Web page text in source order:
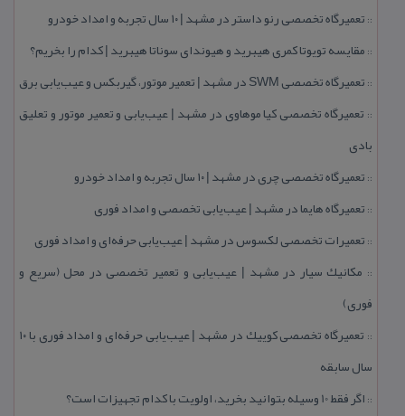
:: تعمیرگاه تخصصی رنو داستر در مشهد | ۱۰ سال تجربه و امداد خودرو
:: مقایسه تویوتا كمری هیبرید و هیوندای سوناتا هیبرید | كدام را بخریم؟
:: تعمیرگاه تخصصی SWM در مشهد | تعمیر موتور، گیربكس و عیب‌یابی برق
:: تعمیرگاه تخصصی كیا موهاوی در مشهد | عیب‌یابی و تعمیر موتور و تعلیق
بادی
:: تعمیرگاه تخصصی چری در مشهد | ۱۰ سال تجربه و امداد خودرو
:: تعمیرگاه هایما در مشهد | عیب‌یابی تخصصی و امداد فوری
:: تعمیرات تخصصی لكسوس در مشهد | عیب‌یابی حرفه‌ای و امداد فوری
:: مكانیك سیار در مشهد | عیب‌یابی و تعمیر تخصصی در محل (سریع و
فوری)
::
تعمیرگاه تخصصی كوییك در مشهد | عیب‌یابی حرفه‌ای و امداد فوری با ۱۰
سال سابقه
:: اگر فقط 10 وسیله بتوانید بخرید، اولویت با كدام تجهیزات است؟